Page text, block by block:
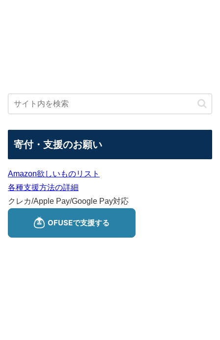
寄付・支援のお願い
Amazon欲しいものリスト
各種支援方法の詳細
クレカ/Apple Pay/Google Pay対応